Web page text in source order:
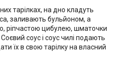
тарілках, на дно кладуть
заливають бульйоном, а
ріпчастою цибулею, шматочки
соус і соус чилі подають
їх в свою тарілку на власний